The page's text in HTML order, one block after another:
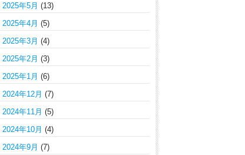
2025年5月 (13)
2025年4月 (5)
2025年3月 (4)
2025年2月 (3)
2025年1月 (6)
2024年12月 (7)
2024年11月 (5)
2024年10月 (4)
2024年9月 (7)